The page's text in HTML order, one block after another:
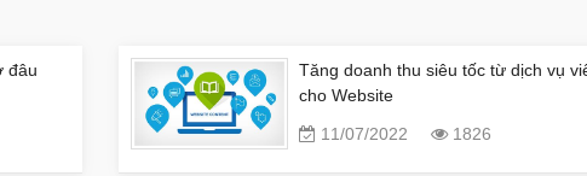
đâu
Tăng doanh thu siêu tốc từ dịch vụ
cho Website
11/07/2022
1826